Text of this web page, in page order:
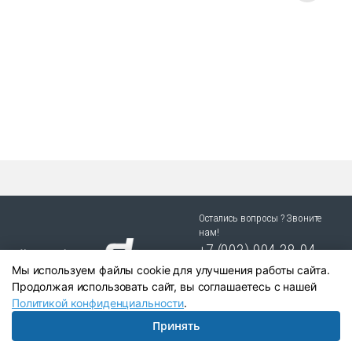
Остались вопросы ? Звоните
нам!
+7 (903) 904 38-94
г. Новосибирск, ул. Степная
25/1 к.1
Мы используем файлы cookie для улучшения работы сайта.
Продолжая использовать сайт, вы соглашаетесь с нашей
Политикой конфиденциальности.
Принять
Написать в Telegram:+79039043894